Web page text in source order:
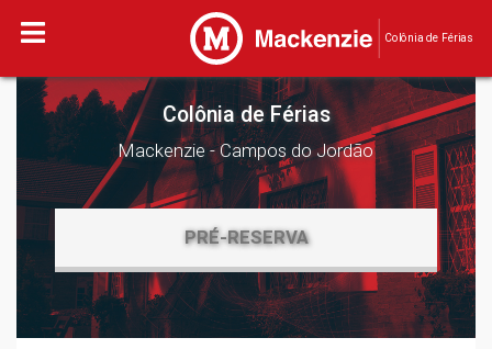
Colônia de Férias
Colônia de Férias
Mackenzie - Campos do Jordão
PRÉ-RESERVA